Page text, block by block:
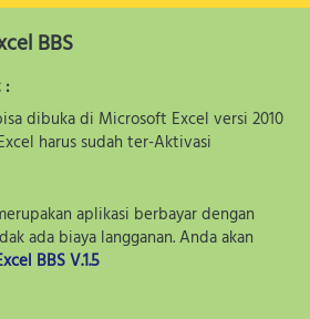
BBS
:
dibuka di Microsoft Excel versi 2010
aplikasi berbayar dengan
ada biaya langganan. Anda akan
BBS V.1.5